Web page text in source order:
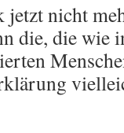
die, die wie